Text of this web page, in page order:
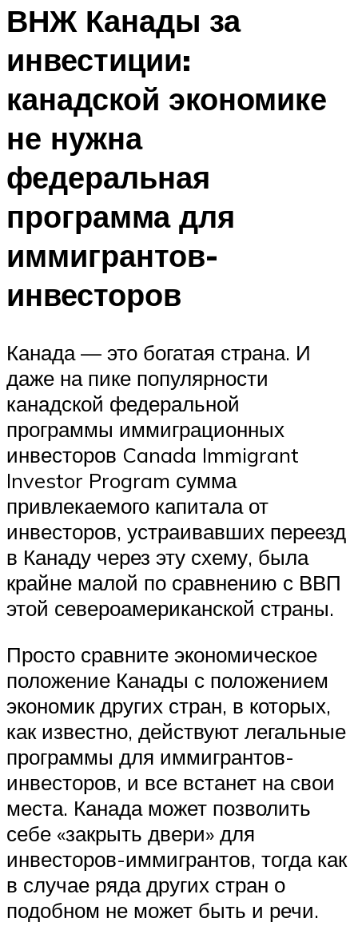
ВНЖ Канады за
инвестиции:
канадской экономике
не нужна
федеральная
программа для
иммигрантов-
инвесторов
Канада — это богатая страна. И
даже на пике популярности
канадской федеральной
программы иммиграционных
инвесторов Canada Immigrant
Investor Program сумма
привлекаемого капитала от
инвесторов, устраивавших переезд
в Канаду через эту схему, была
крайне малой по сравнению с ВВП
этой североамериканской страны.
Просто сравните экономическое
положение Канады с положением
экономик других стран, в которых,
как известно, действуют легальные
программы для иммигрантов-
инвесторов, и все встанет на свои
места. Канада может позволить
себе «закрыть двери» для
инвесторов-иммигрантов, тогда как
в случае ряда других стран о
подобном не может быть и речи.